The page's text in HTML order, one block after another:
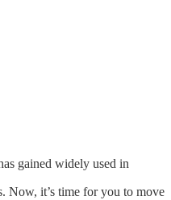
gained widely used in
Now, it’s time for you to move